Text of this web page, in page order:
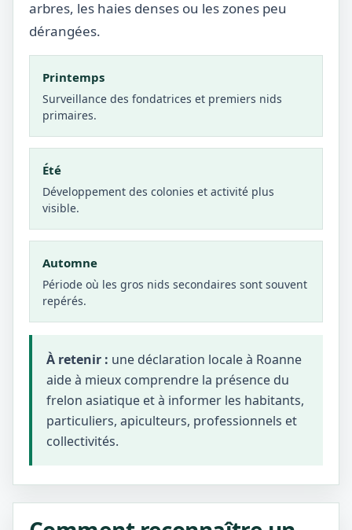
arbres, les haies denses ou les zones peu
dérangées.
Printemps
Surveillance des fondatrices et premiers nids
primaires.
Été
Développement des colonies et activité plus
visible.
Automne
Période où les gros nids secondaires sont souvent
repérés.
À retenir : une déclaration locale à Roanne
aide à mieux comprendre la présence du
frelon asiatique et à informer les habitants,
particuliers, apiculteurs, professionnels et
collectivités.